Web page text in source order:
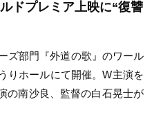
ドプレミア上映に“復讐
ズ部門『外道の歌』のワール
りホールにて開催。W主演を
の南沙良、監督の⽩⽯晃⼠が